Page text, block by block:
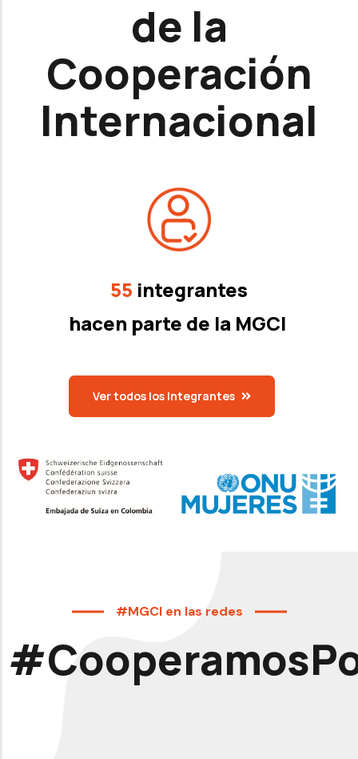
de la
Cooperación
Internacional
55 integrantes
hacen parte de la MGCI
Ver todos los integrantes
#MGCI en las redes